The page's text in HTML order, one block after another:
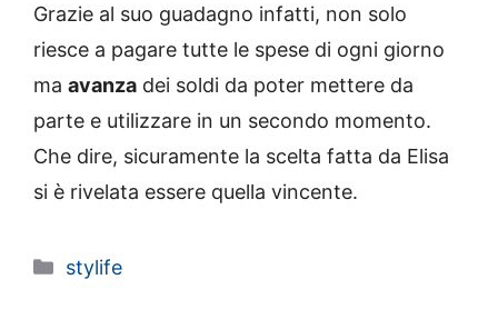
Grazie al suo guadagno infatti, non solo
riesce a pagare tutte le spese di ogni giorno
ma avanza dei soldi da poter mettere da
parte e utilizzare in un secondo momento.
Che dire, sicuramente la scelta fatta da Elisa
si è rivelata essere quella vincente.
Categorie
stylife